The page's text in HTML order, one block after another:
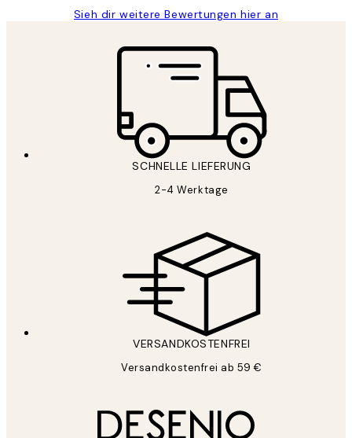
Sieh dir weitere Bewertungen hier an
SCHNELLE LIEFERUNG
2-4 Werktage
VERSANDKOSTENFREI
Versandkostenfrei ab 59 €